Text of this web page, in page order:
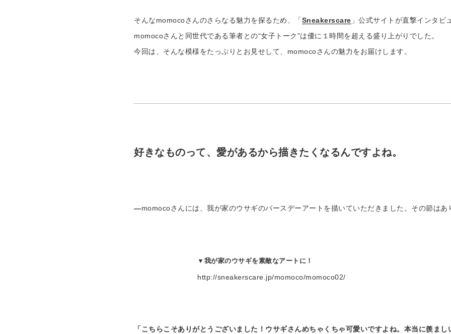
そんなmomocoさんのさらなる魅力を探るため、「Sneakerscare 」公式サイトが直撃インタビ
momocoさんと同世代である筆者との“女子トーク”は優に１時間を超える盛り上がりでした。
今回は、そんな模様をたっぷりとお見せして、momocoさんの魅力をお届けします。
好きなものって、愛があるから描きたくなるんですよね。
—momocoさんには、我が家のウサギのバースデーアートを描いていただきました。その節はあ
▼我が家のウサギを素敵なアートに！
http://sneakerscare.jp/momoco/momoco02/
「こちらこそありがとうございました！ウサギさんめちゃくちゃ可愛いですよね。本当に羨まし